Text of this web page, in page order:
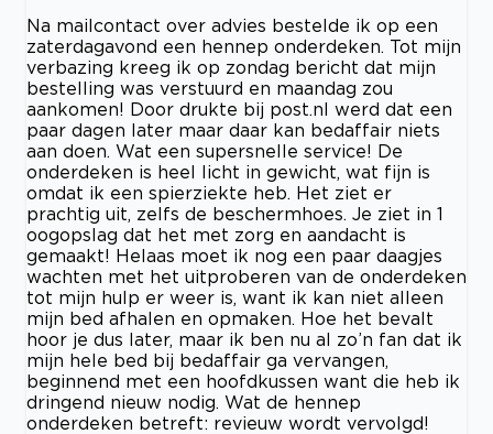
Na mailcontact over advies bestelde ik op een
zaterdagavond een hennep onderdeken. Tot mijn
verbazing kreeg ik op zondag bericht dat mijn
bestelling was verstuurd en maandag zou
aankomen! Door drukte bij post.nl werd dat een
paar dagen later maar daar kan bedaffair niets
aan doen. Wat een supersnelle service! De
onderdeken is heel licht in gewicht, wat fijn is
omdat ik een spierziekte heb. Het ziet er
prachtig uit, zelfs de beschermhoes. Je ziet in 1
oogopslag dat het met zorg en aandacht is
gemaakt! Helaas moet ik nog een paar daagjes
wachten met het uitproberen van de onderdeken
tot mijn hulp er weer is, want ik kan niet alleen
mijn bed afhalen en opmaken. Hoe het bevalt
hoor je dus later, maar ik ben nu al zo’n fan dat ik
mijn hele bed bij bedaffair ga vervangen,
beginnend met een hoofdkussen want die heb ik
dringend nieuw nodig. Wat de hennep
onderdeken betreft: revieuw wordt vervolgd!